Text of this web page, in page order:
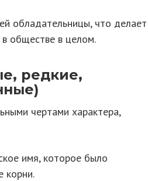
обладательницы, что делает
обществе в целом.
редкие,
чертами характера,
имя, которое было
корни.